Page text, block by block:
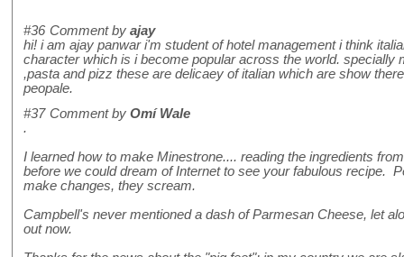
#36 Comment by ajay
hi! i am ajay panwar i'm student of hotel management i think
character which is i become popular across the world. specially
,pasta and pizz these are delicaey of italian which are show
peopale.
#37 Comment by Omí Wale
.
I learned how to make Minestrone.... reading the ingredients
before we could dream of Internet to see your fabulous recipe.
make changes, they scream.
Campbell's never mentioned a dash of Parmesan Cheese, let
out now.